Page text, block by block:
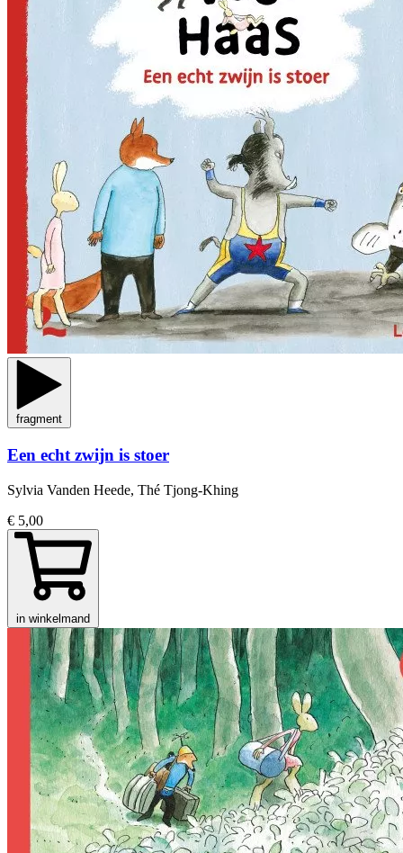
fragment
Een echt zwijn is stoer
Sylvia Vanden Heede, Thé Tjong-Khing
€ 5,00
in winkelmand